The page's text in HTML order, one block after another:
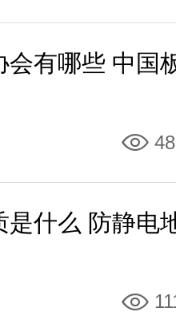
会有哪些 中国
是什么 防静电